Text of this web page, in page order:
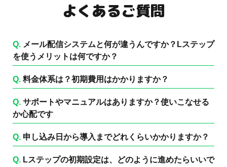
よくあるご質問
Q. メール配信システムと何が違うんですか？Lステップ
を使うメリットは何ですか？
Q. 料金体系は？初期費用はかかりますか？
Q. サポートやマニュアルはありますか？使いこなせる
か心配です
Q. 申し込み日から導入までどれくらいかかりますか？
Q. Lステップの初期設定は、どのように進めたらいいで